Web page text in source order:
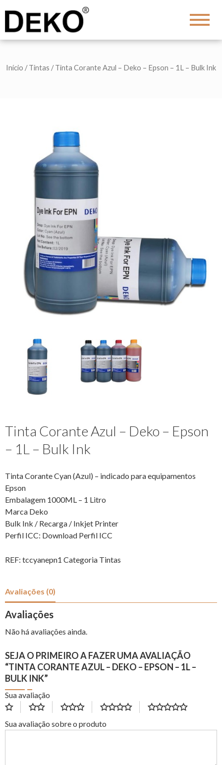
Início /Tintas / Tinta Corante Azul – Deko – Epson – 1L – Bulk Ink
Tinta Corante Azul – Deko – Epson
– 1L – Bulk Ink
Tinta Corante Cyan (Azul) – indicado para equipamentos
Epson
Embalagem 1000ML – 1 Litro
Marca Deko
Bulk Ink / Recarga / Inkjet Printer
Perfil ICC: Download Perfil ICC
REF: tccyanepn1 Categoria Tintas
Avaliações (0)
Avaliações
Não há avaliações ainda.
SEJA O PRIMEIRO A FAZER UMA AVALIAÇÃO
“TINTA CORANTE AZUL – DEKO – EPSON – 1L –
BULK INK”
Sua avaliação
Sua avaliação sobre o produto